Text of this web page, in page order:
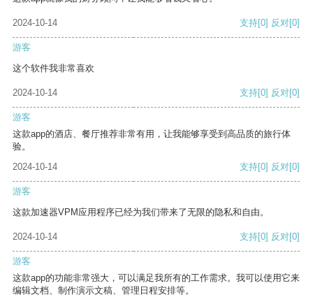
2024-10-14 支持[0] 反对[0]
游客
这个软件我非常喜欢
2024-10-14 支持[0] 反对[0]
游客
这款app的酒店、餐厅推荐非常有用，让我能够享受到高品质的旅行体
验。
2024-10-14
支持[0] 反对[0]
游客
这款加速器VPM应用程序已经为我们带来了无限的隐私和自由。
2024-10-14 支持[0] 反对[0]
游客
这款app的功能非常强大，可以满足我所有的工作需求。我可以使用它来
编辑文档、制作演示文稿、管理日程安排等。